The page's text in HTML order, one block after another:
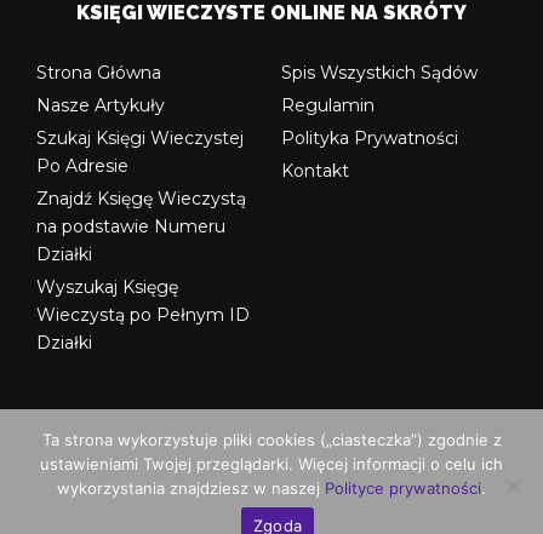
KSIĘGI WIECZYSTE ONLINE NA SKRÓTY
Strona Główna
Nasze Artykuły
Szukaj Księgi Wieczystej
Po Adresie
Znajdź Księgę Wieczystą
na podstawie Numeru
Działki
Wyszukaj Księgę
Wieczystą po Pełnym ID
Działki
Spis Wszystkich Sądów
Regulamin
Polityka Prywatności
Kontakt
© Copyright ksiegi-wieczyste.org
Ta strona wykorzystuje pliki cookies („ciasteczka”) zgodnie z
ustawieniami Twojej przeglądarki. Więcej informacji o celu ich
wykorzystania znajdziesz w naszej Polityce prywatności.
Zgoda